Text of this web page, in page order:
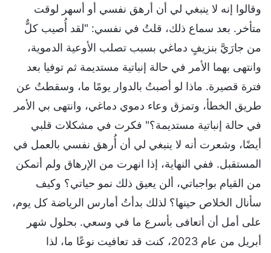
وقالوا إنه لا ينبغي لي أن أرهق نفسي أو أسهر لوقت
متأخر. بعد سماع ذلك، قلتُ في نفسي: "لقد أُصيب كلٌّ
من جارَيَّ بنزيفٍ دماغي بسبب تصلب الأوعية الدموية،
وانتهى بهما الأمر في حالة إنباتية مستديمة ثم توفيا بعد
فترة قصيرة. ماذا لو أصبتُ بالدوار يومًا ما، وسقطتُ عن
طريق الخطأ، وتمزق وعاء دموي دماغي، وانتهى بي الأمر
في حالة إنباتية مستديمة؟" فكرت في مشكلات قلبي
أيضًا، وشعرت أنه لا ينبغي لي أن أُرهق نفسي بالعمل في
المستقبل. ففي النهاية، إذا انهرت من الإرهاق ولم أتمكن
من القيام بواجباتي، ألن يعيق ذلك نمو حياتي؟ وكيف
سأنال الخلاص حينها؟ لذلك بدأتُ أمارس الرياضة كل يوم،
على أمل أن أتعافى بأسرع ما في وسعي. بحلول شهر
أبريل من عام 2023، كنت قد تعافيت نوعًا ما، لذا